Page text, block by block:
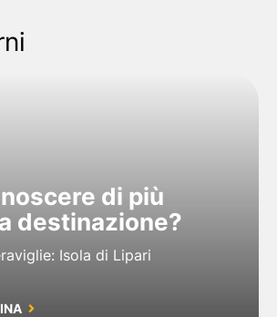
di più
destinazione?
Isola di Lipari